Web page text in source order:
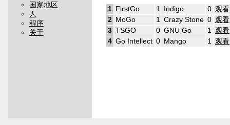
国家地区
人
程序
关于
1 FirstGo 1 Indigo 0 观看
2 MoGo 1 Crazy Stone 0 观看
3 TSGO 0 GNU Go 1 观看
4 Go Intellect 0 Mango 1 观看